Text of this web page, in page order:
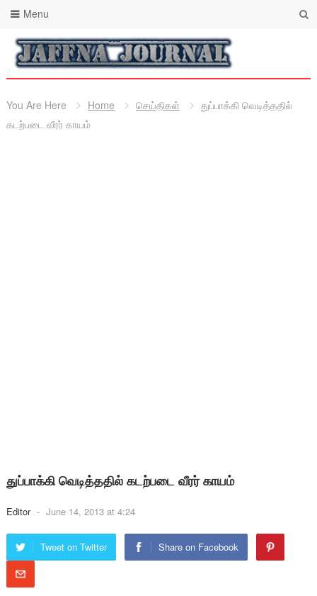
Menu
You Are Here Home செய்திகள்
துப்பாக்கி வெடித்ததில்
கடற்படை வீரர் காயம்
துப்பாக்கி வெடித்ததில் கடற்படை வீரர் காயம்
Editor - June 14, 2013 at 4:24
Tweet on Twitter Share on Facebook